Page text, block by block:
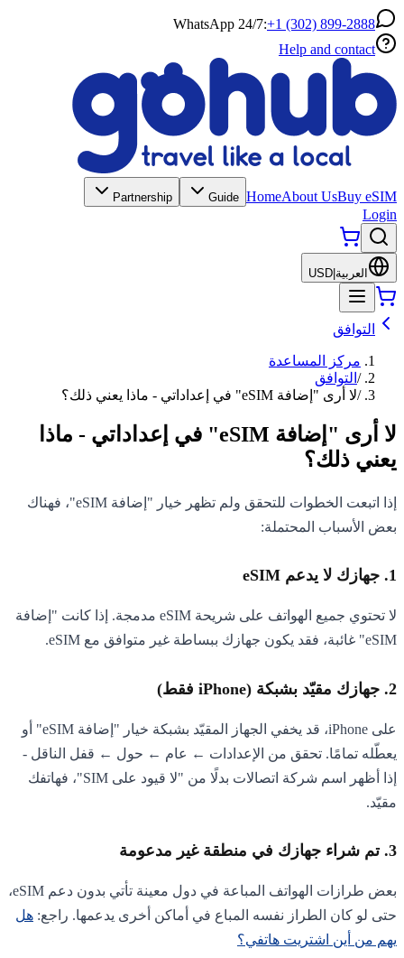
WhatsApp 24/7:+1 (302) 899-2888
Help and contact
HomeAbout UsBuy eSIM
Guide
Partnership
Login
العربية USD
التوافق
مركز المساعدة
/ التوافق
/لا أرى "إضافة eSIM" في إعداداتي - ماذا يعني ذلك؟
لا أرى "إضافة eSIM" في إعداداتي - ماذا
يعني ذلك؟
إذا اتبعت الخطوات للتحقق ولم تظهر خيار "إضافة eSIM"، فهناك
بعض الأسباب المحتملة:
1. جهازك لا يدعم eSIM
لا تحتوي جميع الهواتف على شريحة eSIM مدمجة. إذا كانت "إضافة
eSIM" غائبة، فقد يكون جهازك ببساطة غير متوافق مع eSIM.
2. جهازك مقيّد بشبكة (iPhone فقط)
على iPhone، قد يخفي الجهاز المقيّد بشبكة خيار "إضافة eSIM" أو
يعطّله تمامًا. تحقق من الإعدادات ← عام ← حول ← قفل الناقل -
إذا أظهر اسم شركة اتصالات بدلًا من "لا قيود على SIM"، فهاتفك
مقيّد.
3. تم شراء جهازك في منطقة غير مدعومة
بعض طرازات الهواتف المباعة في دول معينة تأتي بدون دعم eSIM،
حتى لو كان الطراز نفسه المباع في أماكن أخرى يدعمها. راجع: هل
يهم من أين اشتريت هاتفي؟